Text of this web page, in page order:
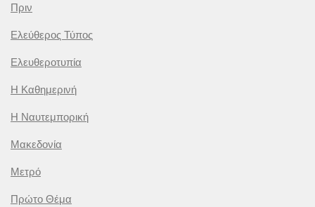
Πριν
Ελεύθερος Τύπος
Ελευθεροτυπία
Η Καθημερινή
Η Ναυτεμπορική
Μακεδονία
Μετρό
Πρώτο Θέμα